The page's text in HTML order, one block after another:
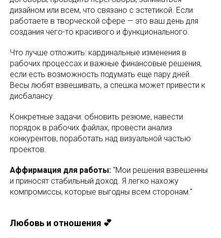
дизайном или всем, что связано с эстетикой. Если
работаете в творческой сфере — это ваш день для
создания чего-то красивого и функционального.
Что лучше отложить: кардинальные изменения в
рабочих процессах и важные финансовые решения,
если есть возможность подумать еще пару дней.
Весы любят взвешивать, а спешка может привести к
дисбалансу.
Конкретные задачи: обновить резюме, навести
порядок в рабочих файлах, провести анализ
конкурентов, поработать над визуальной частью
проектов.
Аффирмация для работы: "Мои решения взвешенны
и приносят стабильный доход. Я легко нахожу
компромиссы, которые выгодны всем сторонам."
Любовь и отношения 💕